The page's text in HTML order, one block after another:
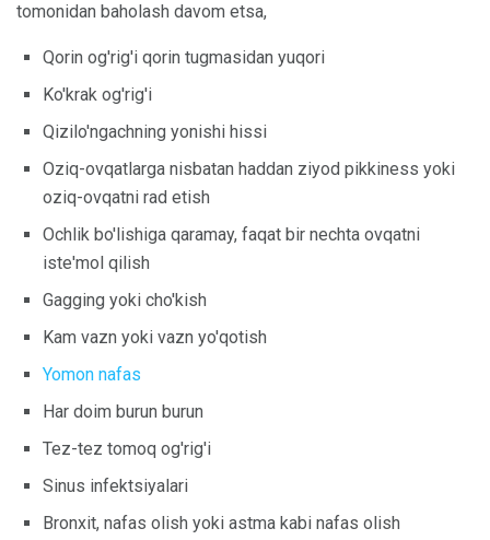
tomonidan baholash davom etsa,
Qorin og'rig'i qorin tugmasidan yuqori
Ko'krak og'rig'i
Qizilo'ngachning yonishi hissi
Oziq-ovqatlarga nisbatan haddan ziyod pikkiness yoki
oziq-ovqatni rad etish
Ochlik bo'lishiga qaramay, faqat bir nechta ovqatni
iste'mol qilish
Gagging yoki cho'kish
Kam vazn yoki vazn yo'qotish
Yomon nafas
Har doim burun burun
Tez-tez tomoq og'rig'i
Sinus infektsiyalari
Bronxit, nafas olish yoki astma kabi nafas olish